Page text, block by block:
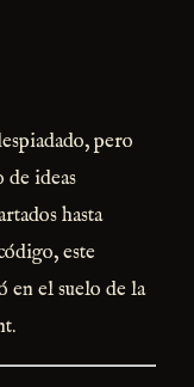
pero
de ideas
hasta
este
en el suelo de la